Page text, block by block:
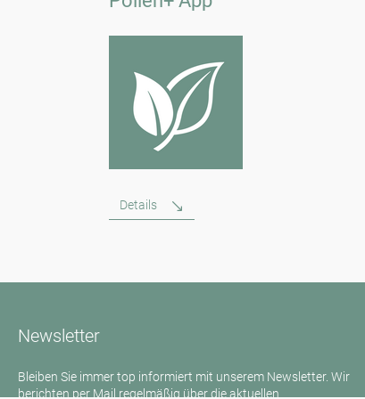
Details
Newsletter
Bleiben Sie immer top informiert mit unserem Newsletter. Wir
berichten per Mail regelmäßig über die aktuellen